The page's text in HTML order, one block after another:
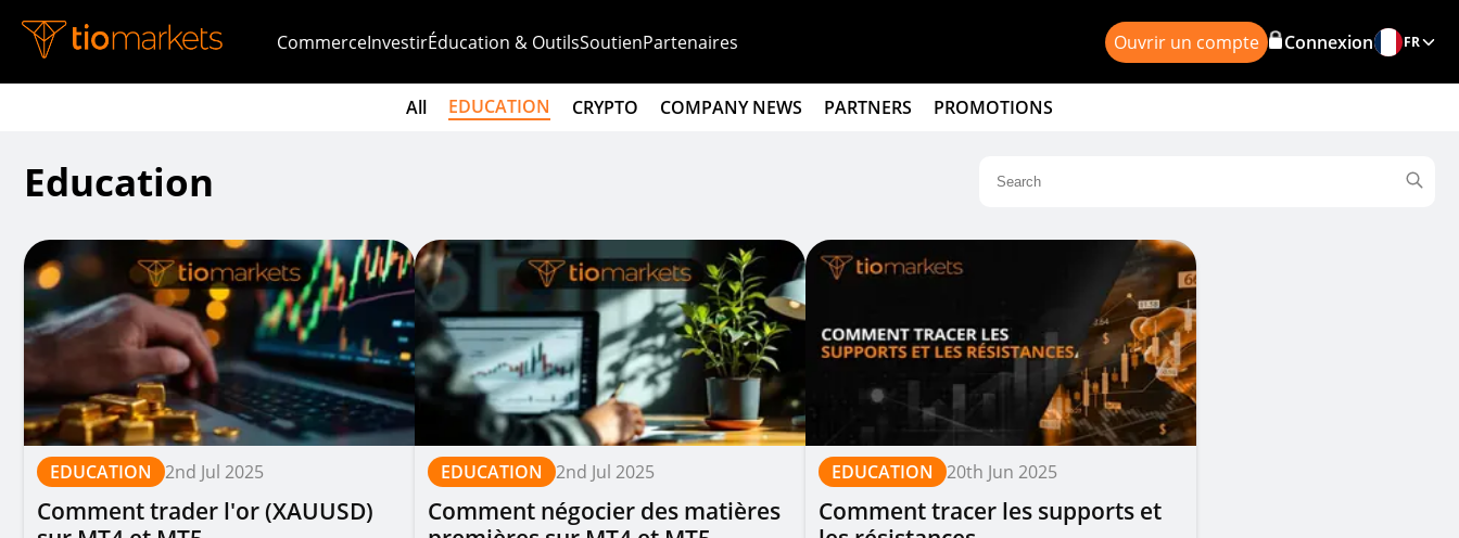
CommerceInvestirÉducation & OutilsSoutienPartenaires Ouvrir un compte Connexion FR
All EDUCATION CRYPTO COMPANY NEWS PARTNERS PROMOTIONS
Education
EDUCATION 2nd Jul 2025
Comment trader l'or (XAUUSD)
EDUCATION 2nd Jul 2025
Comment négocier des matières
EDUCATION 20th Jun 2025
Comment tracer les supports et